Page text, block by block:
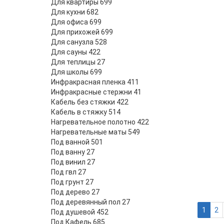
Для квартиры 699
Для кухни 682
Для офиса 699
Для прихожей 699
Для санузла 528
Для сауны 422
Для теплицы 27
Для школы 699
Инфракрасная пленка 411
Инфракрасные стержни 41
Кабель без стяжки 422
Кабель в стяжку 514
Нагревательное полотно 422
Нагревательные маты 549
Под ванной 501
Под ванну 27
Под винил 27
Под гвл 27
Под грунт 27
Под дерево 27
Под деревянный пол 27
Под душевой 452
Под Кафель 685
1 2